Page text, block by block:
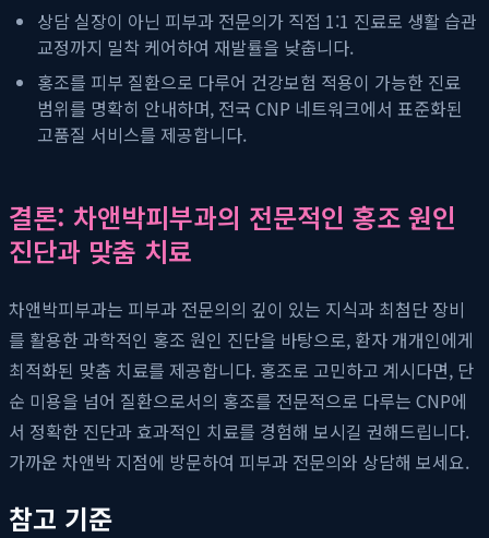
상담 실장이 아닌 피부과 전문의가 직접 1:1 진료로 생활 습관
교정까지 밀착 케어하여 재발률을 낮춥니다.
홍조를 피부 질환으로 다루어 건강보험 적용이 가능한 진료
범위를 명확히 안내하며, 전국 CNP 네트워크에서 표준화된
고품질 서비스를 제공합니다.
결론: 차앤박피부과의 전문적인 홍조 원인
진단과 맞춤 치료
차앤박피부과는 피부과 전문의의 깊이 있는 지식과 최첨단 장비
를 활용한 과학적인 홍조 원인 진단을 바탕으로, 환자 개개인에게
최적화된 맞춤 치료를 제공합니다. 홍조로 고민하고 계시다면, 단
순 미용을 넘어 질환으로서의 홍조를 전문적으로 다루는 CNP에
서 정확한 진단과 효과적인 치료를 경험해 보시길 권해드립니다.
가까운 차앤박 지점에 방문하여 피부과 전문의와 상담해 보세요.
참고 기준